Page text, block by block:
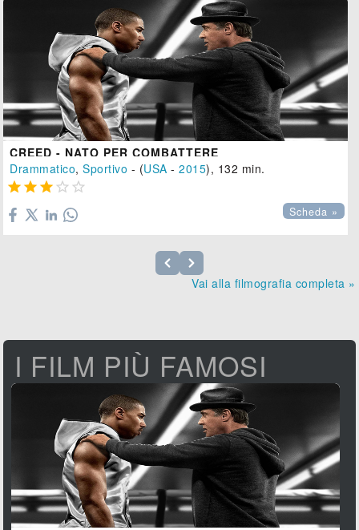
CREED - NATO PER COMBATTERE
Drammatico,Sportivo - (USA -2015), 132 min.
    
Scheda »
Vai alla filmografia completa »
I FILM PIÙ FAMOSI